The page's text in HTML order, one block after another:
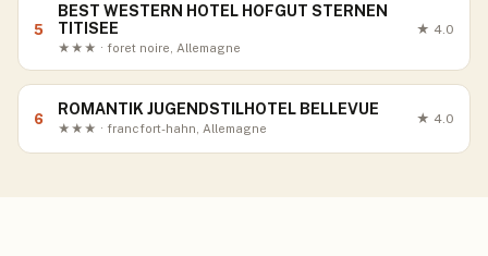
5
BEST WESTERN HOTEL HOFGUT STERNEN
TITISEE
★★★ · foret noire, Allemagne
★ 4.0
6
ROMANTIK JUGENDSTILHOTEL BELLEVUE
★★★ · francfort-hahn, Allemagne
★ 4.0